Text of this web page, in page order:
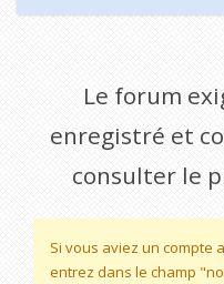
Le forum
enregistré et
consulter le
Si vous aviez un compte
entrez dans le champ